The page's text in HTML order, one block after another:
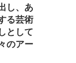
し、あ
る芸術
として
のアー